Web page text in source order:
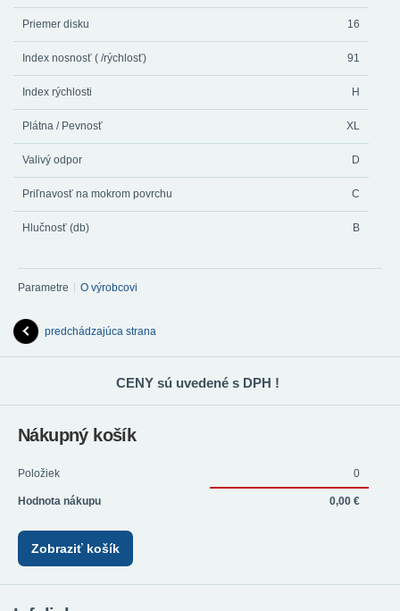
Priemer disku 16
Index nosnosť ( /rýchlosť) 91
Index rýchlosti H
Plátna / Pevnosť XL
Valivý odpor D
Priľnavosť na mokrom povrchu C
Hlučnosť (db) B
Parametre O výrobcovi
predchádzajúca strana
CENY sú uvedené s DPH !
Nákupný košík
Položiek 0
Hodnota nákupu 0,00 €
Zobraziť košík